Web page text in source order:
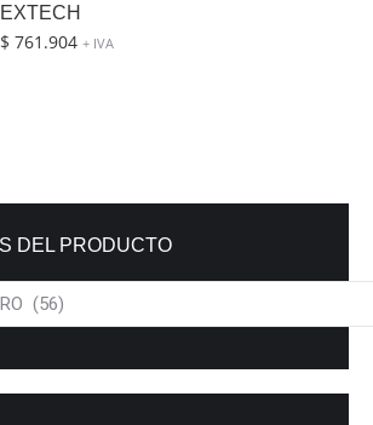
EXTECH
$ 761.904 + IVA
DEL PRODUCTO